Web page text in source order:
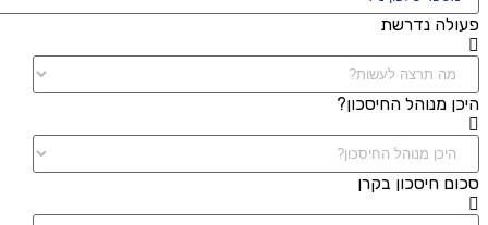
פעולה נדרשת
היכן מנוהל החיסכון?
סכום חיסכון בקרן